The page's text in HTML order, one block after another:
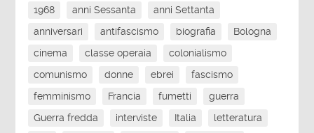
1968 anni Sessanta
anni Settanta
anniversari
antifascismo biografia
Bologna
cinema
classe operaia
colonialismo
comunismo
donne ebrei
fascismo
femminismo
Francia fumetti
guerra
Guerra fredda
interviste Italia
letteratura